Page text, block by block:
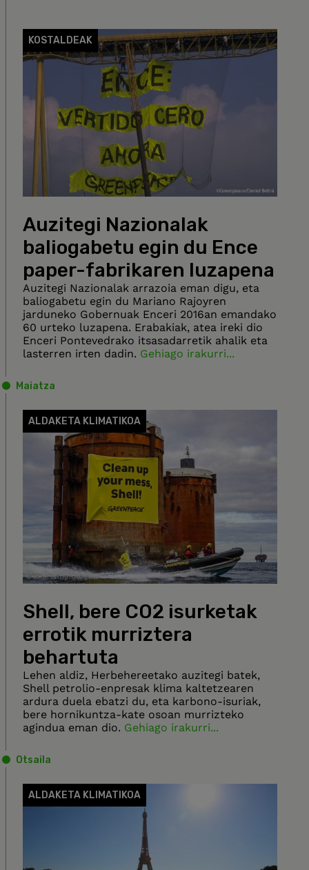
KOSTALDEAK
Auzitegi Nazionalak
baliogabetu egin du Ence
paper-fabrikaren luzapena
Auzitegi Nazionalak arrazoia eman digu, eta
baliogabetu egin du Mariano Rajoyren
jarduneko Gobernuak Enceri 2016an emandako
60 urteko luzapena. Erabakiak, atea ireki dio
Enceri Pontevedrako itsasadarretik ahalik eta
lasterren irten dadin. Gehiago irakurri...
Maiatza
ALDAKETA KLIMATIKOA
Shell, bere CO2 isurketak
errotik murriztera
behartuta
Lehen aldiz, Herbehereetako auzitegi batek,
Shell petrolio-enpresak klima kaltetzearen
ardura duela ebatzi du, eta karbono-isuriak,
bere hornikuntza-kate osoan murrizteko
agindua eman dio. Gehiago irakurri...
Otsaila
ALDAKETA KLIMATIKOA